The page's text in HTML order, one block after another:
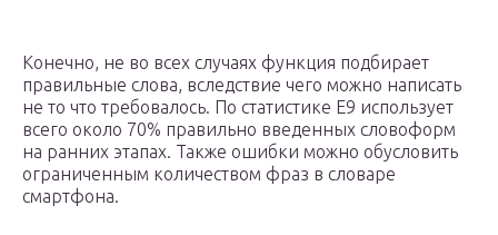
Конечно, не во всех случаях функция подбирает
правильные слова, вследствие чего можно написать
не то что требовалось. По статистике Е9 использует
всего около 70% правильно введенных словоформ
на ранних этапах. Также ошибки можно обусловить
ограниченным количеством фраз в словаре
смартфона.